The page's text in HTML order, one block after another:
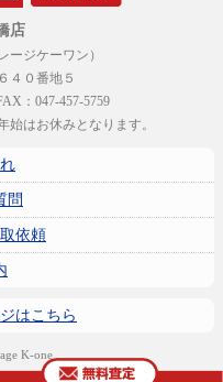
店
ージケーワン）
４０番地５
：047-457-5759
始はお休みとなります。
問
依頼
はこちら
K-one